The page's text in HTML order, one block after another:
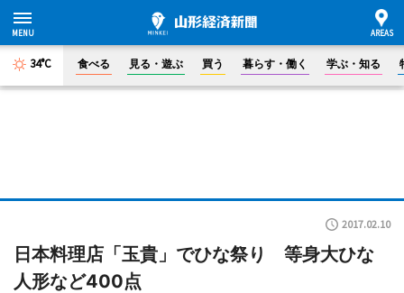
34°C 食べる 見る・遊ぶ 買う 暮らす・働く 学ぶ・知る
2017.02.10
日本料理店「玉貴」でひな祭り 等身大ひな
人形など400点